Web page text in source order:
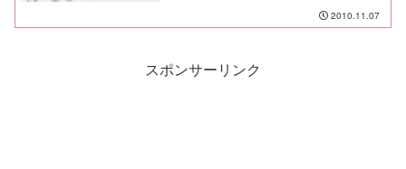
りたかったけど時機を逸した・・・。
2010.11.07
スポンサーリンク